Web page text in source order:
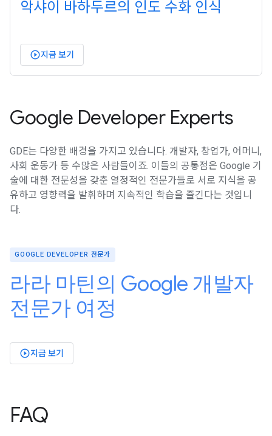
악샤이 바하두르의 인도 수화 인식
play_circle_outlined지금 보기
Google Developer Experts
GDE는 다양한 배경을 가지고 있습니다. 개발자, 창업가, 어머니,
사회 운동가 등 수많은 사람들이죠. 이들의 공통점은 Google 기
술에 대한 전문성을 갖춘 열정적인 전문가들로 서로 지식을 공
유하고 영향력을 발휘하며 지속적인 학습을 즐긴다는 것입니
다.
GOOGLE DEVELOPER 전문가
라라 마틴의 Google 개발자
전문가 여정
play_circle_outlined지금 보기
FAQ